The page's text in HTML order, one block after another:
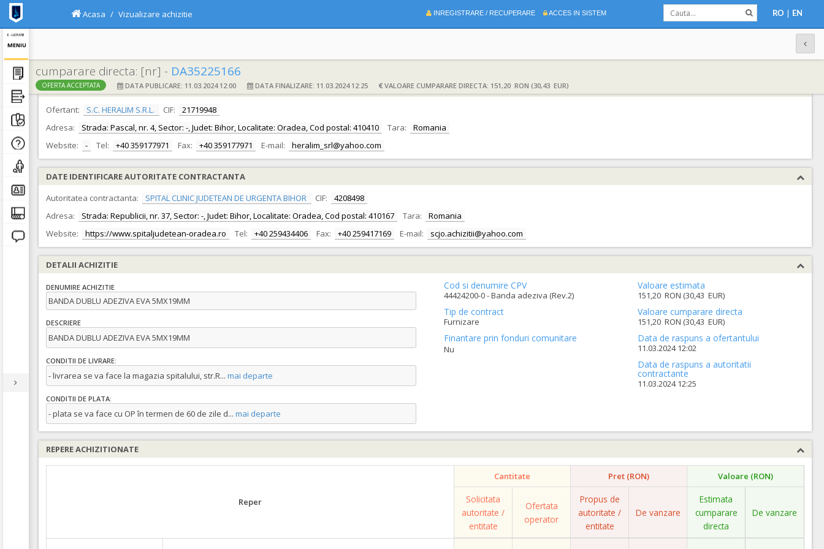
E - LICITATIE
MENIU
INREGISTRARE / RECUPERARE ACCES IN SISTEM RO | EN
Acasa Vizualizare achizitie
cumparare directa: [nr] - DA35225166
OFERTA ACCEPTATA DATA PUBLICARE: 11.03.2024 12:00 DATA FINALIZARE: 11.03.2024 12:25 VALOARE CUMPARARE DIRECTA: 151,20 RON (30,43 EUR)
DATE IDENTIFICARE OFERTANT
Ofertant:
S.C. HERALIM S.R.L. CIF:
21719948
Adresa:
Strada: Pascal, nr. 4, Sector: -, Judet: Bihor, Localitate: Oradea, Cod postal: 410410 Tara:
Romania
Website:
- Tel: +40 359177971 Fax: +40 359177971 E-mail: heralim_srl@yahoo.com
DATE IDENTIFICARE AUTORITATE CONTRACTANTA
Autoritatea contractanta:
SPITAL CLINIC JUDETEAN DE URGENTA BIHOR CIF:
4208498
Adresa:
Strada: Republicii, nr. 37, Sector: -, Judet: Bihor, Localitate: Oradea, Cod postal: 410167 Tara:
Romania
Website:
https://www.spitaljudetean-oradea.ro Tel: +40 259434406 Fax: +40 259417169 E-mail: scjo.achizitii@yahoo.com
DETALII ACHIZITIE
DENUMIRE ACHIZITIE
BANDA DUBLU ADEZIVA EVA 5MX19MM
DESCRIERE
BANDA DUBLU ADEZIVA EVA 5MX19MM
CONDITII DE LIVRARE:
- livrarea se va face la magazia spitalului, str.R... mai departe
CONDITII DE PLATA:
- plata se va face cu OP în termen de 60 de zile d... mai departe
Cod si denumire CPV
44424200-0 - Banda adeziva (Rev.2)
Tip de contract
Furnizare
Finantare prin fonduri comunitare
Nu
Valoare estimata
151,20 RON (30,43 EUR)
Valoare cumparare directa
151,20 RON (30,43 EUR)
Data de raspuns a ofertantului
11.03.2024 12:02
Data de raspuns a autoritatii
contractante
11.03.2024 12:25
REPERE ACHIZITIONATE
Reper
Cantitate Pret (RON) Valoare (RON)
Solicitata
autoritate /
entitate
Ofertata
operator
Propus de
autoritate /
entitate
De vanzare
Estimata
cumparare
directa
De vanzare